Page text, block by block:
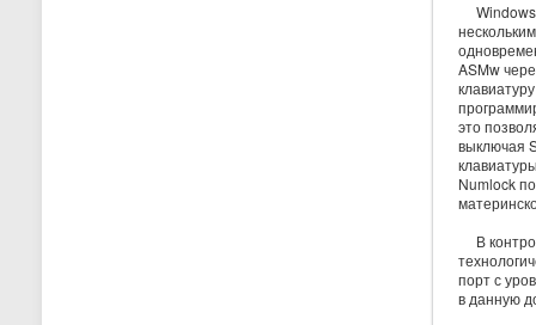
Windows
ASMw
это
выключая
Numlock
В
порт с
в данную